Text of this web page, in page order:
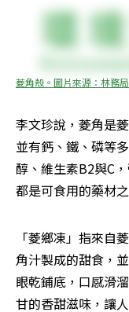
菱角殼。圖片來源：林務局
李文珍說，菱角是
並有鈣、鐵、磷等
醇、維生素B2與C
都是可食用的藥材
「菱鄉凍」指來自
角汁製成的甜食，
眼乾鋪底，口感滑
甘的香甜滋味，讓